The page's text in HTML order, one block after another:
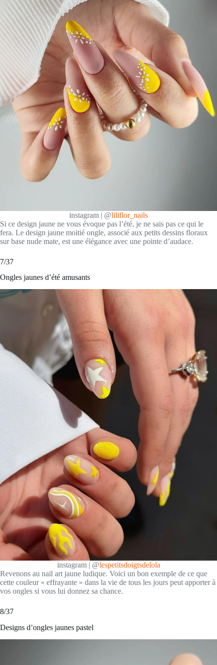
instagram | @liliflor_nails
Si ce design jaune ne vous évoque pas l’été, je ne sais pas ce qui le
fera. Le design jaune moitié ongle, associé aux petits dessins floraux
sur base nude mate, est une élégance avec une pointe d’audace.
7/37
Ongles jaunes d’été amusants
instagram | @lespetitsdoigtsdelola
Revenons au nail art jaune ludique. Voici un bon exemple de ce que
cette couleur « effrayante » dans la vie de tous les jours peut apporter à
vos ongles si vous lui donnez sa chance.
8/37
Designs d’ongles jaunes pastel